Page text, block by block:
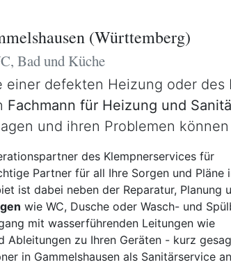
(Württemberg)
Bad und Küche
einer defekten Heizung oder
Fachmann für Heizung und
und ihren Problemen
des Klempnerservices für
Partner für all Ihre Sorgen und Pläne
ist dabei neben der Reparatur, Planung
wie WC, Dusche oder Wasch- und
mit wasserführenden Leitungen wie
Ableitungen zu Ihren Geräten - kurz
in Gammelshausen als Sanitärservice